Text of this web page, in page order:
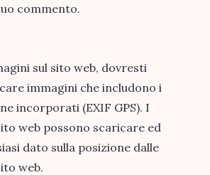
commento.
sul sito web, dovresti
immagini che includono i
incorporati (EXIF GPS). I
web possono scaricare ed
dato sulla posizione dalle
web.